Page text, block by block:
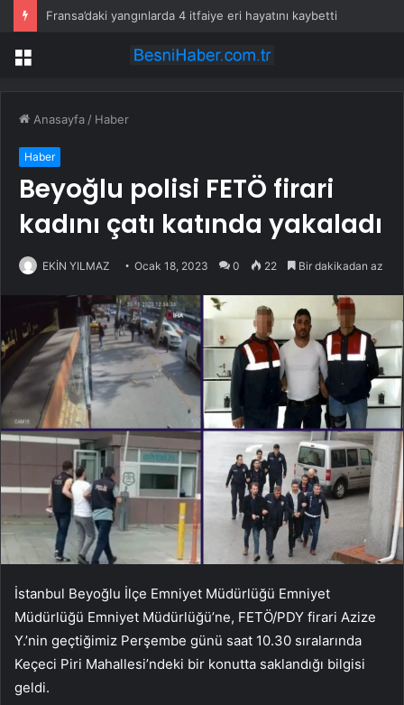
Fransa’daki yangınlarda 4 itfaiye eri hayatını kaybetti
Menü
Anasayfa / Haber
Haber
Beyoğlu polisi FETÖ firari
kadını çatı katında yakaladı
EKİN YILMAZ Ocak 18, 2023 0 22 Bir dakikadan az
İstanbul Beyoğlu İlçe Emniyet Müdürlüğü Emniyet
Müdürlüğü Emniyet Müdürlüğü’ne, FETÖ/PDY firari Azize
Y.’nin geçtiğimiz Perşembe günü saat 10.30 sıralarında
Keçeci Piri Mahallesi’ndeki bir konutta saklandığı bilgisi
geldi.